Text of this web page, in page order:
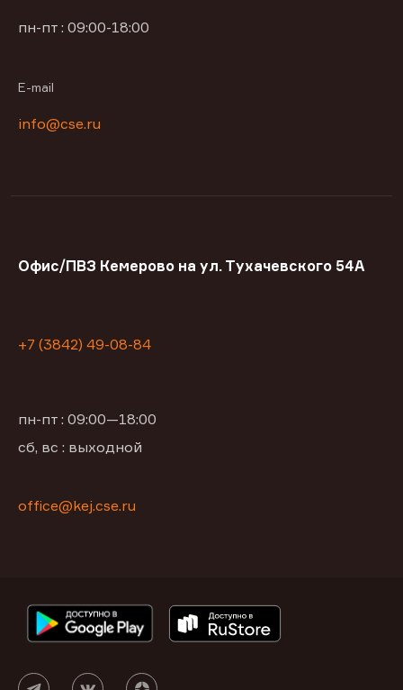
пн-пт : 09:00-18:00
E-mail
info@cse.ru
Офис/ПВЗ Кемерово на ул. Тухачевского 54А
+7 (3842) 49-08-84
пн-пт : 09:00—18:00
сб, вс : выходной
office@kej.cse.ru